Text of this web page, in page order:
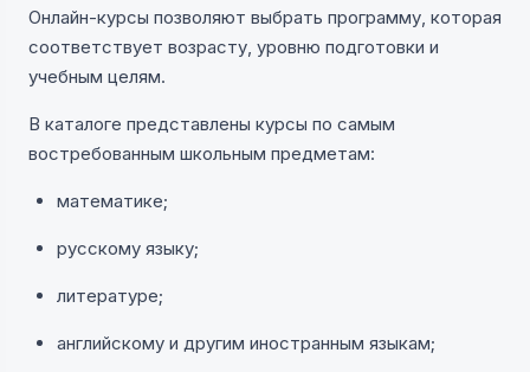
Онлайн-курсы позволяют выбрать программу, которая
соответствует возрасту, уровню подготовки и
учебным целям.
В каталоге представлены курсы по самым
востребованным школьным предметам:
математике;
русскому языку;
литературе;
английскому и другим иностранным языкам;